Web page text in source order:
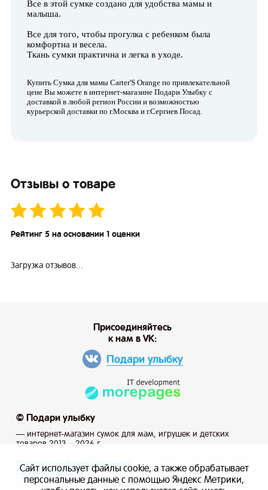
Все в этой сумке создано для удобства мамы и
малыша.
Все для того, чтобы прогулка с ребенком была
комфортна и весела.
Ткань сумки практична и легка в уходе.
Купить Сумка для мамы Carter'S Orange по привлекательной
цене Вы можете в интернет-магазине Подари Улыбку с
доставкой в любой регион России и возможностью
курьерской доставки по г.Москва и г.Сергиев Посад.
Отзывы о товаре
Рейтинг 5 на основании 1 оценки
Загрузка отзывов...
© Подари улыбку
— интернет-магазин сумок для мам, игрушек и детских
товаров 2013 – 2026 г.
Присоединяйтесь
к нам в VK:
Подари улыбку
Политика конфиденциальности
Публичная оферта
Сайт использует файлы cookie, а также обрабатывает
персональные данные с помощью Яндекс Метрики,